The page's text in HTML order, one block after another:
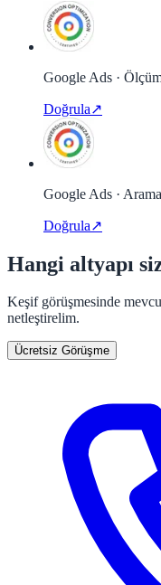
Google Ads ·
Doğrula↗
Google Ads ·
Doğrula↗
Hangi altyapı
Keşif görüşmesinde
netleştirelim.
Ücretsiz Görüşme